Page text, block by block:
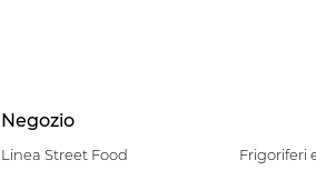
Negozio
Linea Street Food
Frigoriferi